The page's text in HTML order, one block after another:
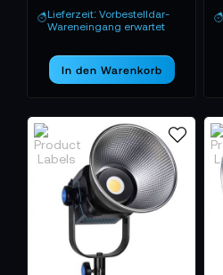
Lieferzeit: Vorbestelldar-
Wareneingang erwartet
In den Warenkorb